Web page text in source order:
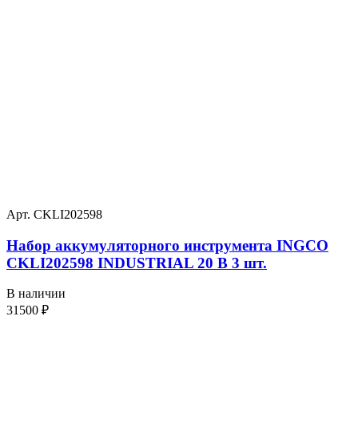
Арт. CKLI202598
Набор аккумуляторного инструмента INGCO
CKLI202598 INDUSTRIAL 20 В 3 шт.
В наличии
31500 ₽